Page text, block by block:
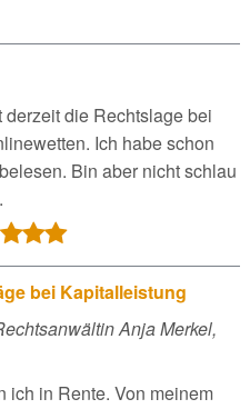
derzeit die Rechtslage bei
Ich habe schon
Bin aber nicht schlau
bei Kapitalleistung
Anja Merkel,
ich in Rente. Von meinem